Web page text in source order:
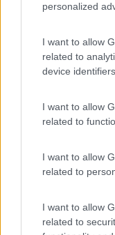
personalized
I want to allow
related to
device
I want to allow
related to
I want to allow
related to
I want to allow
related to
In risposta al messaggio
Vendono anche i tappini.
I tappini li cercai ,tre
trovai.Adesso riguardo
Inserito il23/09/2024
05:14:53
I tappini li cercai ,tre anni